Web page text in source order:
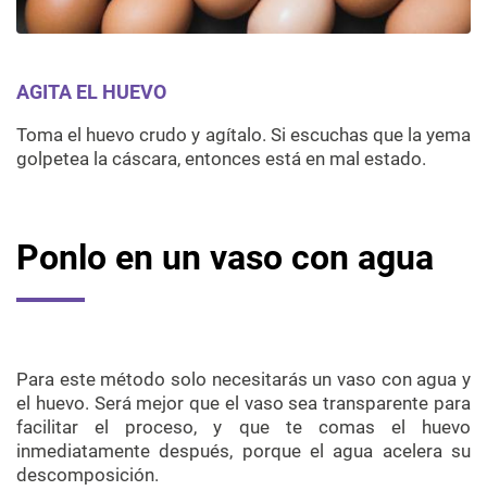
AGITA EL HUEVO
Toma el huevo crudo y agítalo. Si escuchas que la yema
golpetea la cáscara, entonces está en mal estado.
Ponlo en un vaso con agua
Para este método solo necesitarás un vaso con agua y
el huevo. Será mejor que el vaso sea transparente para
facilitar el proceso, y que te comas el huevo
inmediatamente después, porque el agua acelera su
descomposición.